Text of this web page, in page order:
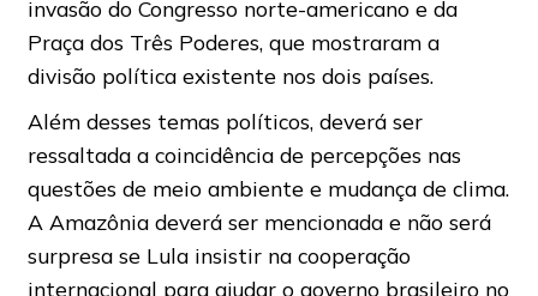
invasão do Congresso norte-americano e da
Praça dos Três Poderes, que mostraram a
divisão política existente nos dois países.
Além desses temas políticos, deverá ser
ressaltada a coincidência de percepções nas
questões de meio ambiente e mudança de clima.
A Amazônia deverá ser mencionada e não será
surpresa se Lula insistir na cooperação
internacional para ajudar o governo brasileiro no